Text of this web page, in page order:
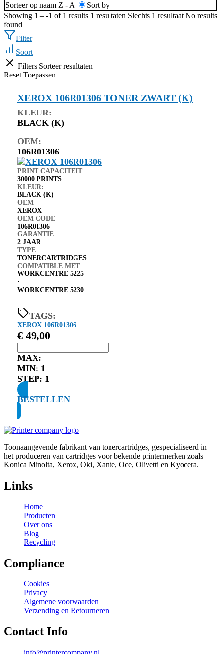
Sorteer op naam Z - A
Sort by
Showing 1 – -1 of 1 results 1 resultaten Slechts 1 resultaat No results
found
Filter
Soort
Filters Sorteer resultaten
Reset Toepassen
XEROX 106R01306 TONER ZWART (K)
KLEUR:
BLACK (K)
OEM:
106R01306
PRINT CAPACITEIT
30000 PRINTS
KLEUR:
BLACK (K)
OEM
XEROX
OEM CODE
106R01306
GARANTIE
2 JAAR
TYPE
TONERCARTRIDGES
COMPATIBLE MET
WORKCENTRE 5225
⋅
WORKCENTRE 5230
TAGS:
XEROX 106R01306
€ 49,00
MAX:
MIN: 1
STEP: 1
BESTELLEN
Toonaangevende fabrikant van tonercartridges, gespecialiseerd in
het produceren van cartridges voor bekende printermerken zoals
Konica Minolta, Xerox, Oki, Xante, Oce, Olivetti en Kyocera.
Links
Home
Producten
Over ons
Blog
Recycling
Compliance
Cookies
Privacy
Algemene voorwaarden
Verzending en Retourneren
Contact Info